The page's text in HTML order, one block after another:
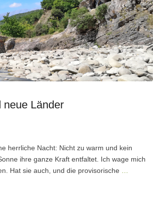
neue Länder
herrliche Nacht: Nicht zu warm und kein
ihre ganze Kraft entfaltet. Ich wage mich
Hat sie auch, und die provisorische